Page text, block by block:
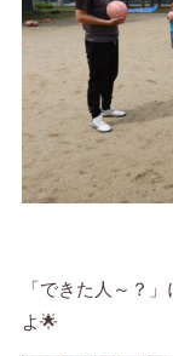
「できた人～？
よ🌟